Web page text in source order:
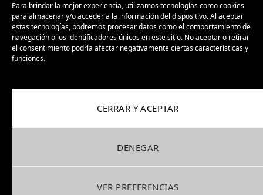
Para brindar la mejor experiencia, utilizamos tecnologías como cookies
para almacenar y/o acceder a la información del dispositivo. Al aceptar
estas tecnologías, podremos procesar datos como el comportamiento de
navegación o los identificadores únicos en este sitio. No aceptar o retirar
el consentimiento podría afectar negativamente ciertas características y
funciones.
CERRAR Y ACEPTAR
DENEGAR
VER PREFERENCIAS
Suscríbete a nuestra
Newsletter
que sabemos que te van a gustar.